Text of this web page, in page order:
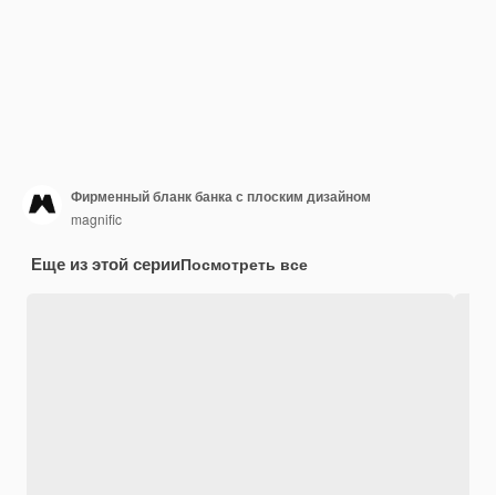
Фирменный бланк банка с плоским дизайном
magnific
Еще из этой серииПосмотреть все